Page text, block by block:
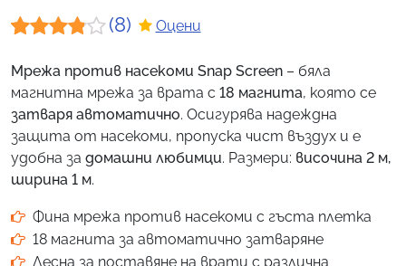
3.75от
5,
базирано
на
оценки
(8) Оцени
Мрежа против насекоми Snap Screen – бяла
магнитна мрежа за врата с 18 магнита, която се
затваря автоматично. Осигурява надеждна
защита от насекоми, пропуска чист въздух и е
удобна за домашни любимци. Размери: височина 2 м,
ширина 1 м.
Фина мрежа против насекоми с гъста плетка
18 магнита за автоматично затваряне
Лесна за поставяне на врати с различна